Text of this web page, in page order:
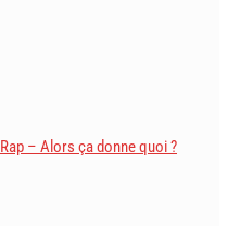
– Alors ça donne quoi ?